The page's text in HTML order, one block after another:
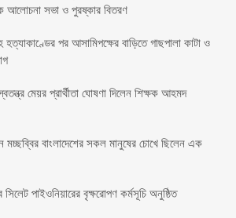
আলোচনা সভা ও পুরষ্কার বিতরণ
হত্যাকাণ্ডের পর আসামিপক্ষের বাড়িতে গাছপালা কাটা ও
মেয়র প্রার্থীতা ঘোষণা দিলেন শিক্ষক আহমদ
বাংলাদেশের সকল মানুষের চোখে ছিলেন এক
পাইওনিয়ারের বৃক্ষরোপণ কর্মসূচি অনুষ্ঠিত